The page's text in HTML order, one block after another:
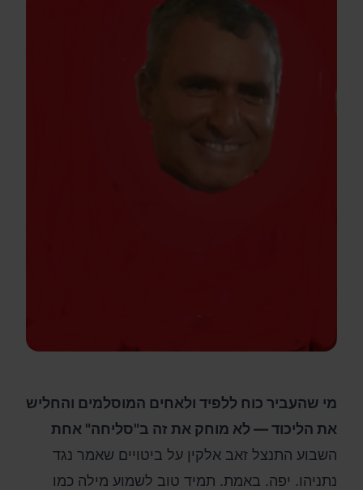
מי שהעביר כוח ללפיד ולאחים המוסלמים והחליש
את הליכוד — לא מוחק את זה ב"סליחה" אחת
השבוע התנצל זאב אלקין על ביטויים שאמר נגד
נתניהו. יפה. באמת. תמיד טוב לשמוע מילה כמו